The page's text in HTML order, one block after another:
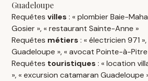
Guadeloupe
Requêtes villes : « plombier Baie-
Gosier », « restaurant Sainte-Anne »
Requêtes métiers : « électricien 971
Guadeloupe », « avocat Pointe-à-Pitre
Requêtes touristiques : « location
», « excursion catamaran Guadeloupe